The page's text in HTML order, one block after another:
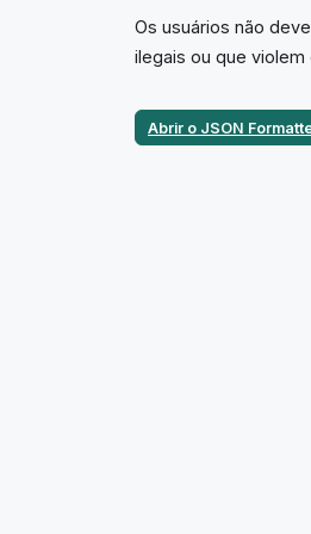
Os usuários não
ilegais ou que
Abrir o JSON